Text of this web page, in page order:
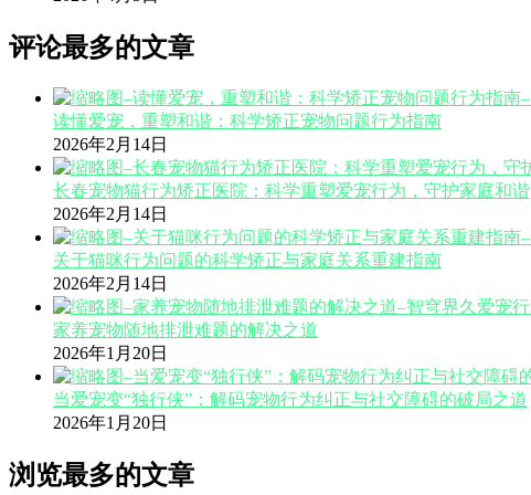
评论最多的文章
读懂爱宠，重塑和谐：科学矫正宠物问题行为指南
2026年2月14日
长春宠物猫行为矫正医院：科学重塑爱宠行为，守护家庭和谐
2026年2月14日
关于猫咪行为问题的科学矫正与家庭关系重建指南
2026年2月14日
家养宠物随地排泄难题的解决之道
2026年1月20日
当爱宠变“独行侠”：解码宠物行为纠正与社交障碍的破局之道
2026年1月20日
浏览最多的文章